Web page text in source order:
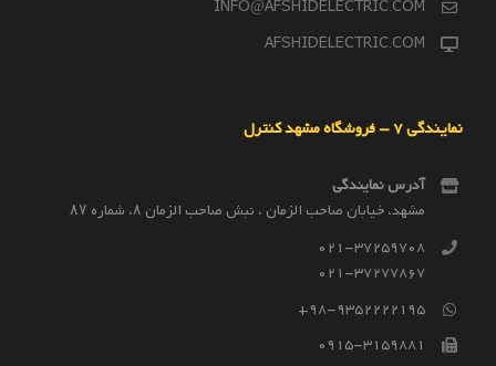
INFO@AFSHIDELECTRIC.COM
AFSHIDELECTRIC.COM
نمایندگی 7 – فروشگاه مشهد کنترل
آدرس نمایندگی
مشهد، خیابان صاحب الزمان ، نبش صاحب الزمان ۸، شماره ۸۷
021-37259708
021-37277867
98-9352222195+
0915-3159881